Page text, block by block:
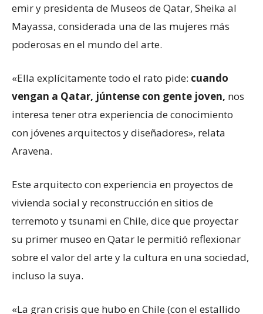
emir y presidenta de Museos de Qatar, Sheika al
Mayassa, considerada una de las mujeres más
poderosas en el mundo del arte.
«Ella explícitamente todo el rato pide: cuando
vengan a Qatar, júntense con gente joven, nos
interesa tener otra experiencia de conocimiento
con jóvenes arquitectos y diseñadores», relata
Aravena.
Este arquitecto con experiencia en proyectos de
vivienda social y reconstrucción en sitios de
terremoto y tsunami en Chile, dice que proyectar
su primer museo en Qatar le permitió reflexionar
sobre el valor del arte y la cultura en una sociedad,
incluso la suya.
«La gran crisis que hubo en Chile (con el estallido